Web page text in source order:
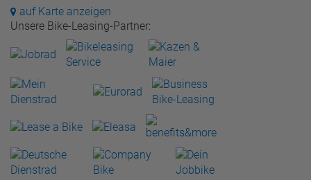
auf Karte anzeigen
Unsere Bike-Leasing-Partner: